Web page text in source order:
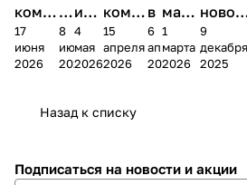
комп
ании
Мело
17
июня
2026
и
д
к
2
8
июня
2026
ия в
Чеб
окс
4
мая
2026
комп
ании
Мело
15
апреля
2026
в
М
А
6
апреля
2026
мага
зина
в
1
марта
2026
новог
о
магаз
9
декабря
2025
Назад к списку
Подписаться на новости и акции